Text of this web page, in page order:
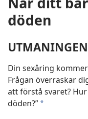
döden
UTMANINGEN
Din sexåring
Frågan överraskar
att förstå svaret?
döden?” *